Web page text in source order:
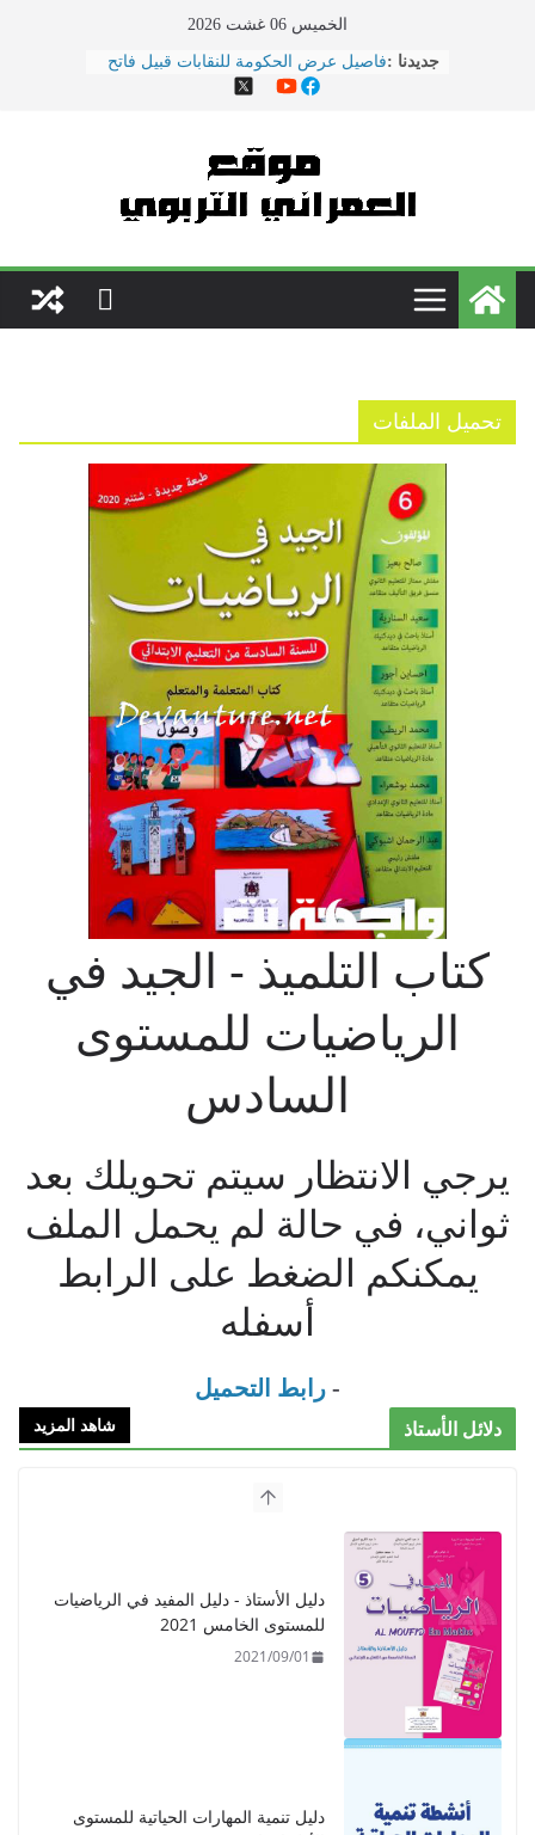
الخميس 06 غشت 2026
جديدنا : فاصيل عرض الحكومة للنقابات قبيل فاتح
ماي ... ضمنها الزيادة في الأجور
الحوار الاجتماعي يتواصل بوزارة
\"بنموسى\" وسط دعوات لتصعيد
الاحتجاجات
نقل مدير مؤسسة تعليمية بسلا إلى
من طرف والد تلميذ
مباريات الدخول إلى مركز تكوين مفتشي
تحميل الملفات
كتاب التلميذ - الجيد في
الرياضيات للمستوى
السادس
يرجي الانتظار سيتم تحويلك بعد
ثواني، في حالة لم يحمل الملف
يمكنكم الضغط على الرابط
أسفله
- رابط التحميل
دلائل الأستاذ
شاهد المزيد
دليل الأستاذ - دليل المفيد في الرياضيات
للمستوى الخامس 2021